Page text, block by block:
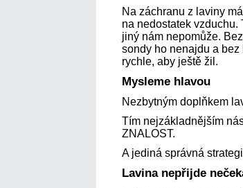
Na záchranu z laviny
na nedostatek
jiný nám nepomůže.
sondy ho nenajdu a
rychle, aby ještě žil.
Mysleme hlavou
Nezbytným doplňkem
Tím nejzákladnějším
ZNALOST.
A jediná správná
Lavina nepřijde